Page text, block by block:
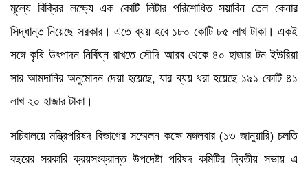
মূল্যে বিক্রির লক্ষ্যে এক কোটি লিটার পরিশোধিত সয়াবিন তেল কেনার
সিদ্ধান্ত নিয়েছে সরকার। এতে ব্যয় হবে ১৮০ কোটি ৮৫ লাখ টাকা। একই
সঙ্গে কৃষি উৎপাদন নির্বিঘ্ন রাখতে সৌদি আরব থেকে ৪০ হাজার টন ইউরিয়া
সার আমদানির অনুমোদন দেয়া হয়েছে, যার ব্যয় ধরা হয়েছে ১৯১ কোটি ৪১
লাখ ২০ হাজার টাকা।
সচিবালয়ে মন্ত্রিপরিষদ বিভাগের সম্মেলন কক্ষে মঙ্গলবার (১৩ জানুয়ারি) চলতি
বছরের সরকারি ক্রয়সংক্রান্ত উপদেষ্টা পরিষদ কমিটির দ্বিতীয় সভায় এ